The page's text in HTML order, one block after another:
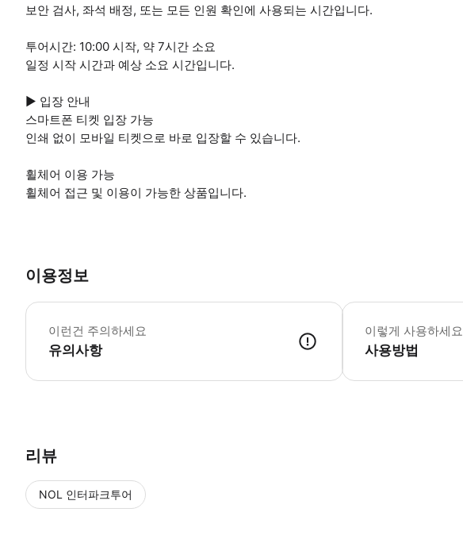
보안 검사, 좌석 배정, 또는 모든 인원 확인에 사용되는 시간입니다.
투어시간: 10:00 시작, 약 7시간 소요
일정 시작 시간과 예상 소요 시간입니다.
▶ 입장 안내
스마트폰 티켓 입장 가능
인쇄 없이 모바일 티켓으로 바로 입장할 수 있습니다.
휠체어 이용 가능
휠체어 접근 및 이용이 가능한 상품입니다.
이용정보
이런건 주의하세요
유의사항
이렇게 사용하세요
사용방법
리뷰
NOL 인터파크투어